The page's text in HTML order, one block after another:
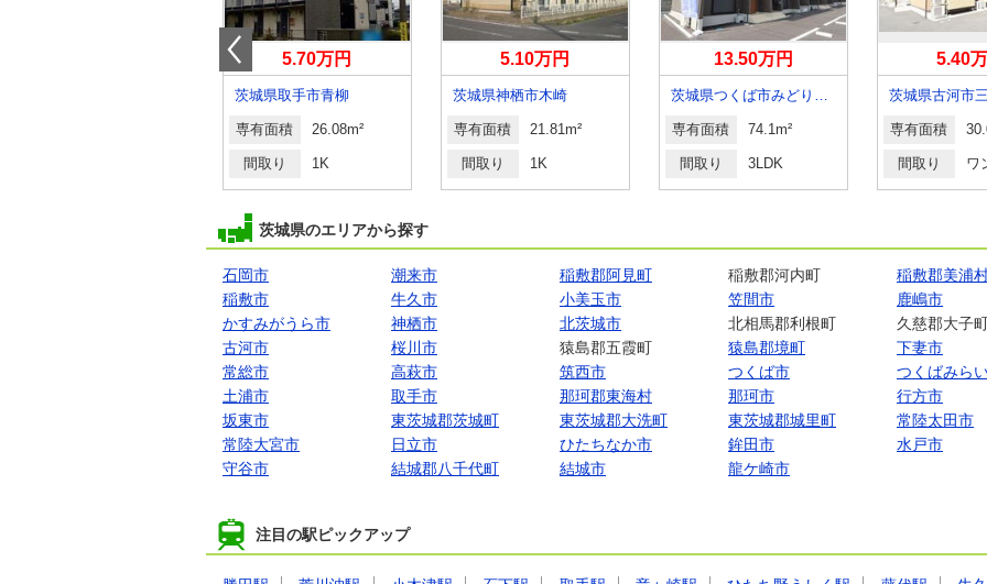
5.70万円
茨城県取手市青柳
専有面積 26.08m²
間取り 1K
5.10万円
茨城県神栖市木崎
専有面積 21.81m²
間取り 1K
13.50万円
茨城県つくば市みどりの南
専有面積 74.1m²
間取り 3LDK
5.40
茨城県古河市
専有面積
間取り ワ
茨城県のエリアから探す
石岡市 潮来市 稲敷郡阿見町 稲敷郡河内町
稲敷郡美浦
稲敷市
牛久市 小美玉市 笠間市
鹿嶋市
かすみがうら市
神栖市 北茨城市 北相馬郡利根町
久慈郡大子
古河市
桜川市 猿島郡五霞町 猿島郡境町
下妻市
常総市
高萩市 筑西市 つくば市
つくばみら
土浦市
取手市 那珂郡東海村 那珂市
行方市
坂東市
東茨城郡茨城町 東茨城郡大洗町 東茨城郡城里町
常陸太田市
常陸大宮市
日立市 ひたちなか市 鉾田市
水戸市
守谷市
結城郡八千代町 結城市 龍ケ崎市
注目の駅ピックアップ